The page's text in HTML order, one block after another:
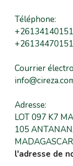
Téléphone:
Courrier
Adresse:
LOT 097 K7
105
MADAGASCAR
l'adresse de